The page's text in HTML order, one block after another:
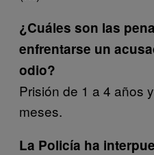
¿Cuáles son las
enfrentarse un
odio?
Prisión de 1 a 4 años
meses.
La Policía ha